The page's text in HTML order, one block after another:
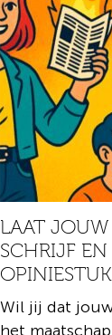
LAAT
SCHRIJF
OPINIESTUK
Wil jij dat
het